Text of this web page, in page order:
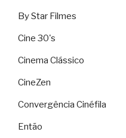
By Star Filmes
Cine 30's
Cinema Clássico
CineZen
Convergência Cinéfila
Então